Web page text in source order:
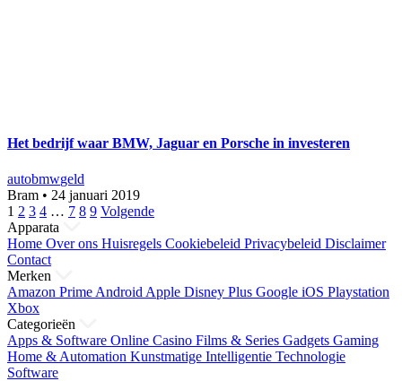
Het bedrijf waar BMW, Jaguar en Porsche in investeren
autobmwgeld
Bram • 24 januari 2019
Berichten
paginering
1 2 3 4 … 7 8 9 Volgende
Apparata
Home Over ons Huisregels Cookiebeleid Privacybeleid Disclaimer
Contact
Merken
Amazon Prime Android Apple Disney Plus Google iOS Playstation
Xbox
Categorieën
Apps & Software Online Casino Films & Series Gadgets Gaming
Home & Automation Kunstmatige Intelligentie Technologie
Software